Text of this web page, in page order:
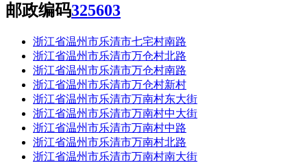
邮政编码325603
浙江省温州市乐清市七宅村南路
浙江省温州市乐清市万仓村北路
浙江省温州市乐清市万仓村南路
浙江省温州市乐清市万仓村新村
浙江省温州市乐清市万南村东大街
浙江省温州市乐清市万南村中大街
浙江省温州市乐清市万南村中路
浙江省温州市乐清市万南村北路
浙江省温州市乐清市万南村南大街